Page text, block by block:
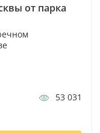
от парка
53 031